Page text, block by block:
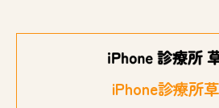
iPhone診療所